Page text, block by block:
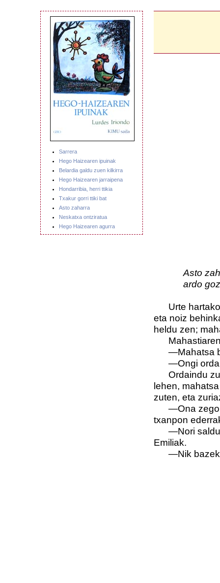
Sarrera
Hego Haizearen ipuinak
Belardia galdu zuen kilkirra
Hego Haizearen jarraipena
Hondarribia, herri ttikia
Txakur gorri ttiki bat
Asto zaharra
Neskatxa ontziratua
Hego Haizearen agurra
Asto
ardo
Urte hartako
eta noiz
heldu zen;
Mahastiaren
—Mahatsa
—Ongi
Ordaindu
lehen,
zuten, eta
—Ona
txanpon
—Nori saldu
Emiliak.
—Nik